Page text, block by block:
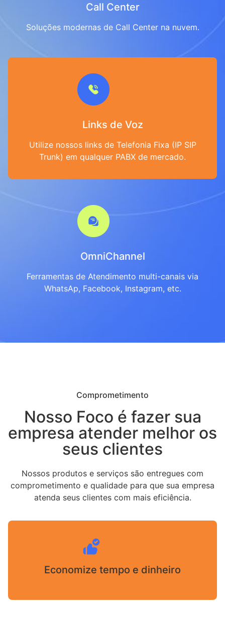
Links de Voz
Utilize nossos links de Telefonia Fixa (IP SIP
Trunk) em qualquer PABX de mercado.
OmniChannel
Ferramentas de Atendimento multi-canais via
WhatsAp, Facebook, Instagram, etc.
Call Center
Soluções modernas de Call Center na nuvem.
Comprometimento
Nosso Foco é fazer sua
empresa atender melhor os
seus clientes
Nossos produtos e serviços são entregues com
comprometimento e qualidade para que sua empresa
atenda seus clientes com mais eficiência.
Economize tempo e dinheiro